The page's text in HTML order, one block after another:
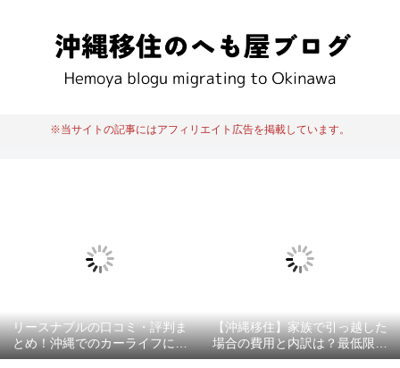
※当サイトの記事にはアフィリエイト広告を掲載しています。
リースナブルの口コミ・評判ま
とめ！沖縄でのカーライフにお
すすめ？
【沖縄移住】家族で引っ越した
場合の費用と内訳は？最低限必
要な項目を徹底解説！！